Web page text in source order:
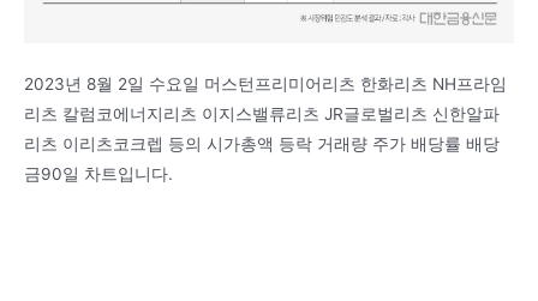
2023년 8월 2일 수요일 머스턴프리미어리츠 한화리츠 NH프라임
리츠 칼럼코에너지리츠 이지스밸류리츠 JR글로벌리츠 신한알파
리츠 이리츠코크렙 등의 시가총액 등락 거래량 주가 배당률 배당
금90일 차트입니다.